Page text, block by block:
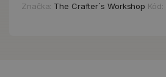
Značka: The Crafter´s Workshop Kód: